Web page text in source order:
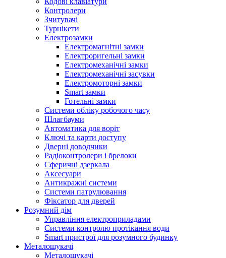
Контролери
Зчитувачі
Турнікети
Електрозамки
Електромагнітні замки
Електроригельні замки
Електромеханічні замки
Електромеханічні засувки
Електромоторні замки
Smart замки
Готельні замки
Системи обліку робочого часу
Шлагбауми
Автоматика для воріт
Ключі та карти доступу
Дверні доводчики
Радіоконтролери і брелоки
Сферичні дзеркала
Аксесуари
Антикражні системи
Системи патрулювання
Фіксатор для дверей
Розумний дім
Управління електроприладами
Системи контролю протікання води
Smart пристрої для розумного будинку
Металошукачі
Металошукачі